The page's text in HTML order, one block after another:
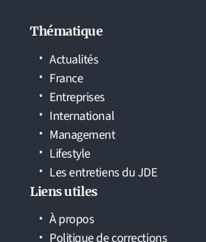
Thématique
Actualités
France
Entreprises
International
Management
Lifestyle
Les entretiens du JDE
Liens utiles
À propos
Politique de corrections